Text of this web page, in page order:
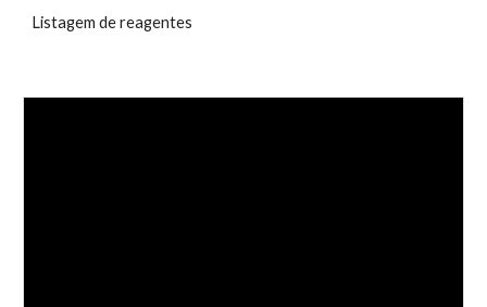
Listagem de reagentes